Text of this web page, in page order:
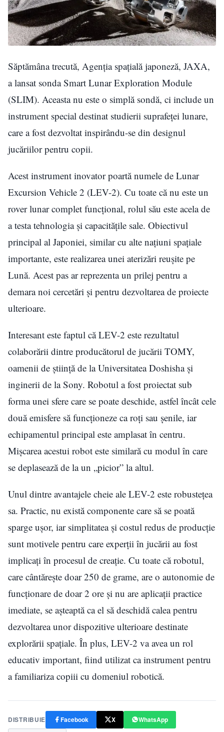
Săptămâna trecută, Agenția spațială japoneză, JAXA,
a lansat sonda Smart Lunar Exploration Module
(SLIM). Aceasta nu este o simplă sondă, ci include un
instrument special destinat studierii suprafeței lunare,
care a fost dezvoltat inspirându-se din designul
jucăriilor pentru copii.
Acest instrument inovator poartă numele de Lunar
Excursion Vehicle 2 (LEV-2). Cu toate că nu este un
rover lunar complet funcțional, rolul său este acela de
a testa tehnologia și capacitățile sale. Obiectivul
principal al Japoniei, similar cu alte națiuni spațiale
importante, este realizarea unei aterizări reușite pe
Lună. Acest pas ar reprezenta un prilej pentru a
demara noi cercetări și pentru dezvoltarea de proiecte
ulterioare.
Interesant este faptul că LEV-2 este rezultatul
colaborării dintre producătorul de jucării TOMY,
oamenii de știință de la Universitatea Doshisha și
inginerii de la Sony. Robotul a fost proiectat sub
forma unei sfere care se poate deschide, astfel încât cele
două emisfere să funcționeze ca roți sau șenile, iar
echipamentul principal este amplasat în centru.
Mișcarea acestui robot este similară cu modul în care
se deplasează de la un „picior” la altul.
Unul dintre avantajele cheie ale LEV-2 este robustețea
sa. Practic, nu există componente care să se poată
sparge ușor, iar simplitatea și costul redus de producție
sunt motivele pentru care experții în jucării au fost
implicați în procesul de creație. Cu toate că robotul,
care cântărește doar 250 de grame, are o autonomie de
funcționare de doar 2 ore și nu are aplicații practice
imediate, se așteaptă ca el să deschidă calea pentru
dezvoltarea unor dispozitive ulterioare destinate
explorării spațiale. În plus, LEV-2 va avea un rol
educativ important, fiind utilizat ca instrument pentru
a familiariza copiii cu domeniul robotică.
DISTRIBUIE Facebook X
WhatsApp